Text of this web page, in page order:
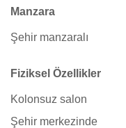
Manzara
Şehir manzaralı
Fiziksel Özellikler
Kolonsuz salon
Şehir merkezinde